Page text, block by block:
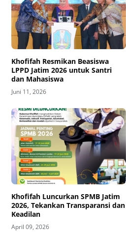
Khofifah Resmikan Beasiswa
LPPD Jatim 2026 untuk Santri
dan Mahasiswa
Juni 11, 2026
Khofifah Luncurkan SPMB Jatim
2026, Tekankan Transparansi dan
Keadilan
April 09, 2026